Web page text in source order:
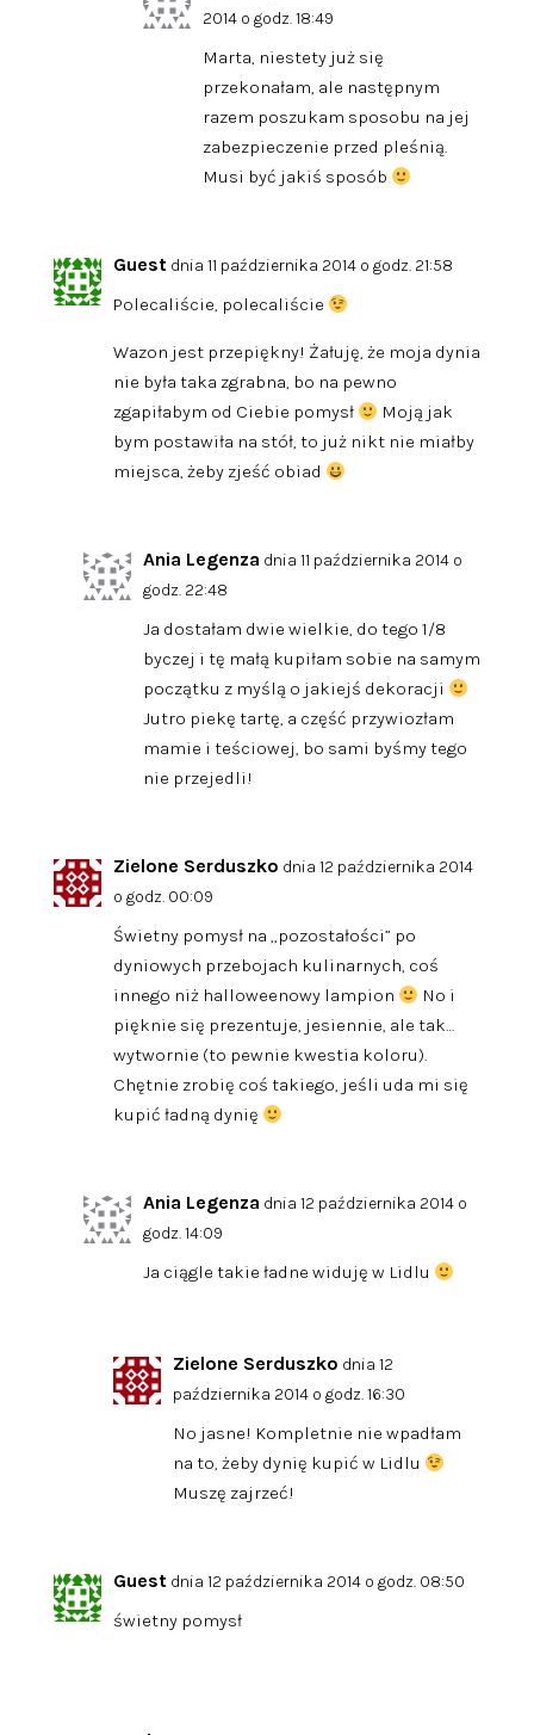
2014 o godz. 18:49
Marta, niestety już się
przekonałam, ale następnym
razem poszukam sposobu na jej
zabezpieczenie przed pleśnią.
Musi być jakiś sposób
Guest dnia 11 października 2014 o godz. 21:58
Polecaliście, polecaliście
Wazon jest przepiękny! Żałuję, że moja dynia
nie była taka zgrabna, bo na pewno
zgapiłabym od Ciebie pomysł
Moją jak
bym postawiła na stół, to już nikt nie miałby
miejsca, żeby zjeść obiad
Ania Legenza dnia 11 października 2014 o
godz. 22:48
Ja dostałam dwie wielkie, do tego 1/8
byczej i tę małą kupiłam sobie na samym
początku z myślą o jakiejś dekoracji
Jutro piekę tartę, a część przywiozłam
mamie i teściowej, bo sami byśmy tego
nie przejedli!
Zielone Serduszko dnia 12 października 2014
o godz. 00:09
Świetny pomysł na „pozostałości” po
dyniowych przebojach kulinarnych, coś
innego niż halloweenowy lampion
No i
pięknie się prezentuje, jesiennie, ale tak…
wytwornie (to pewnie kwestia koloru).
Chętnie zrobię coś takiego, jeśli uda mi się
kupić ładną dynię
Ania Legenza dnia 12 października 2014 o
godz. 14:09
Ja ciągle takie ładne widuję w Lidlu
Zielone Serduszko dnia 12
października 2014 o godz. 16:30
No jasne! Kompletnie nie wpadłam
na to, żeby dynię kupić w Lidlu
Muszę zajrzeć!
Guest dnia 12 października 2014 o godz. 08:50
świetny pomysł